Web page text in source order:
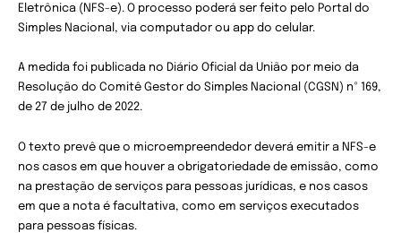
Eletrônica (NFS-e). O processo poderá ser feito pelo Portal do
Simples Nacional, via computador ou app do celular.
A medida foi publicada no Diário Oficial da União por meio da
Resolução do Comitê Gestor do Simples Nacional (CGSN) nº 169,
de 27 de julho de 2022.
O texto prevê que o microempreendedor deverá emitir a NFS-e
nos casos em que houver a obrigatoriedade de emissão, como
na prestação de serviços para pessoas jurídicas, e nos casos
em que a nota é facultativa, como em serviços executados
para pessoas físicas.